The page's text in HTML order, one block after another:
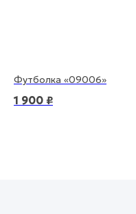
Футболка «09006»
1 900 ₽